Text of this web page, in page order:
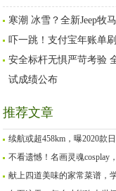
的渊源
寒潮 冰雪？全新Jeep牧
吓一跳！支付宝年账单
安全标杆无惧严苛考验
试成绩公布
推荐文章
续航或超458km，曝2020款
不看遗憾！名画灵魂cosplay
献上四道美味的家常菜谱，